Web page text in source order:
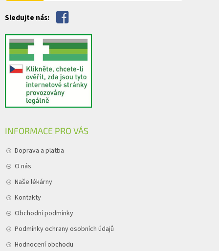
Sledujte nás:
INFORMACE PRO VÁS
Doprava a platba
O nás
Naše lékárny
Kontakty
Obchodní podmínky
Podmínky ochrany osobních údajů
Hodnocení obchodu